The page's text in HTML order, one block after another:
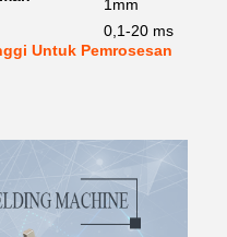
1mm
0,1-20 ms
Untuk Pemrosesan